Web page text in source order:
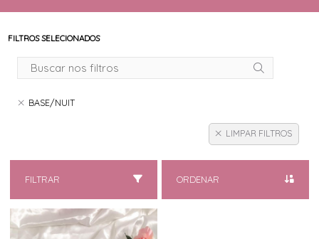
FILTROS SELECIONADOS
BASE/NUIT
LIMPAR FILTROS
FILTRAR ORDENAR